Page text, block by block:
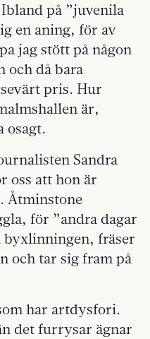
på ”juvenila
en aning, för av
jag stött på någon
och då bara
pris. Hur
är,
osagt.
Sandra
oss att hon är
Åtminstone
för ”andra dagar
fräser
och tar sig fram på
har artdysfori.
det furrysar ägnar